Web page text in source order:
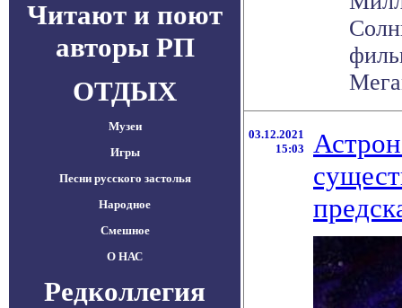
Читают и поют
авторы РП
ОТДЫХ
Музеи
Игры
Песни русского застолья
Народное
Смешное
О НАС
Редколлегия
03.12.2021
15:03